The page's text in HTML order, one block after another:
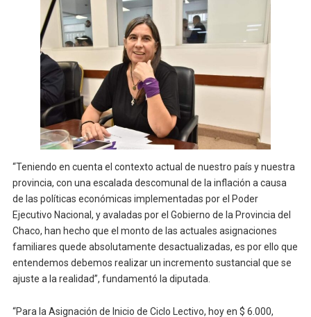
“Teniendo en cuenta el contexto actual de nuestro país y nuestra
provincia, con una escalada descomunal de la inflación a causa
de las políticas económicas implementadas por el Poder
Ejecutivo Nacional, y avaladas por el Gobierno de la Provincia del
Chaco, han hecho que el monto de las actuales asignaciones
familiares quede absolutamente desactualizadas, es por ello que
entendemos debemos realizar un incremento sustancial que se
ajuste a la realidad”, fundamentó la diputada.
“Para la Asignación de Inicio de Ciclo Lectivo, hoy en $ 6.000,